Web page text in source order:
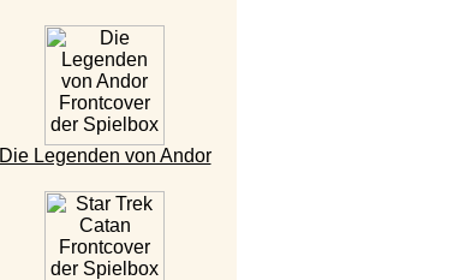
Die Legenden von Andor